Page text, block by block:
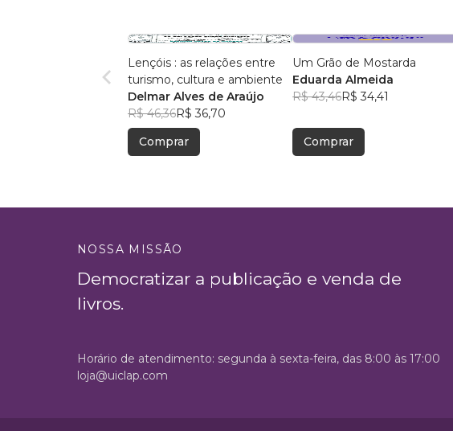
Lençóis : as relações entre
turismo, cultura e ambiente
Delmar Alves de Araújo
R$ 46,36R$ 36,70
Comprar
Um Grão de Mostarda
Eduarda Almeida
R$ 43,46R$ 34,41
Comprar
NOSSA MISSÃO
Democratizar a publicação e venda de
livros.
Horário de atendimento: segunda à sexta-feira, das 8:00 às 17:00
loja@uiclap.com